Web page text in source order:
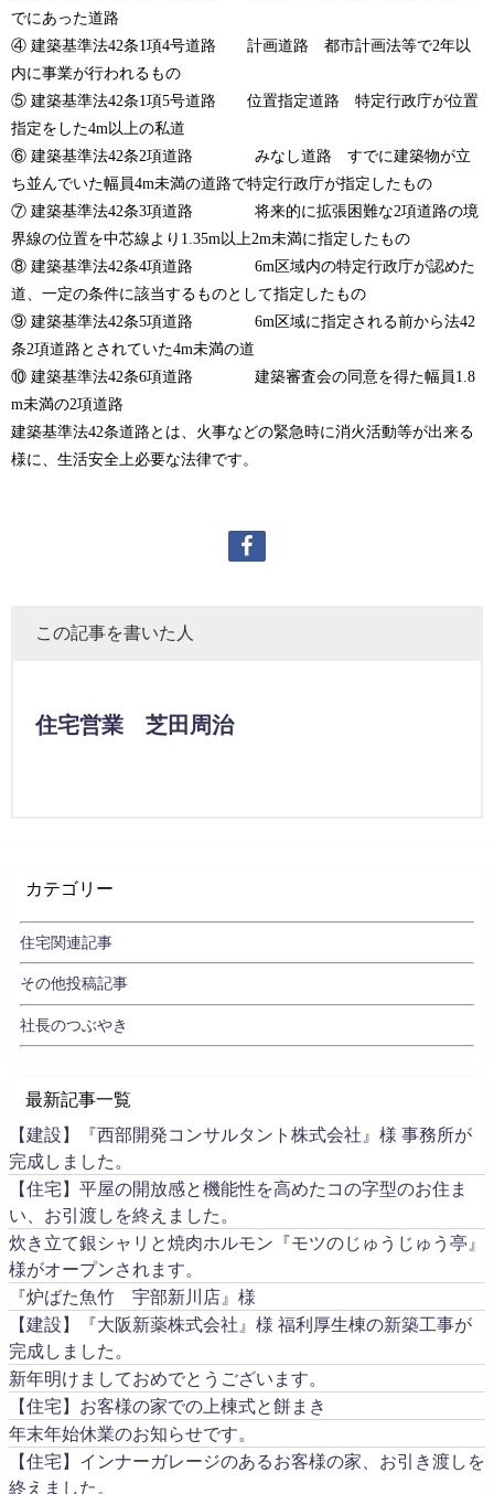
でにあった道路
④ 建築基準法42条1項4号道路 計画道路 都市計画法等で2年以
内に事業が行われるもの
⑤ 建築基準法42条1項5号道路 位置指定道路 特定行政庁が位置
指定をした4m以上の私道
⑥ 建築基準法42条2項道路 みなし道路 すでに建築物が立
ち並んでいた幅員4m未満の道路で特定行政庁が指定したもの
⑦ 建築基準法42条3項道路 将来的に拡張困難な2項道路の境
界線の位置を中芯線より1.35m以上2m未満に指定したもの
⑧ 建築基準法42条4項道路 6m区域内の特定行政庁が認めた
道、一定の条件に該当するものとして指定したもの
⑨ 建築基準法42条5項道路 6m区域に指定される前から法42
条2項道路とされていた4m未満の道
⑩ 建築基準法42条6項道路 建築審査会の同意を得た幅員1.8
m未満の2項道路
建築基準法42条道路とは、火事などの緊急時に消火活動等が出来る
様に、生活安全上必要な法律です。
この記事を書いた人
住宅営業 芝田周治
カテゴリー
住宅関連記事
その他投稿記事
社長のつぶやき
最新記事一覧
【建設】『西部開発コンサルタント株式会社』様 事務所が
完成しました。
【住宅】平屋の開放感と機能性を高めたコの字型のお住ま
い、お引渡しを終えました。
炊き立て銀シャリと焼肉ホルモン『モツのじゅうじゅう亭』
様がオープンされます。
『炉ばた魚竹 宇部新川店』様
【建設】『大阪新薬株式会社』様 福利厚生棟の新築工事が
完成しました。
新年明けましておめでとうございます。
【住宅】お客様の家での上棟式と餅まき
年末年始休業のお知らせです。
【住宅】インナーガレージのあるお客様の家、お引き渡しを
終えました。